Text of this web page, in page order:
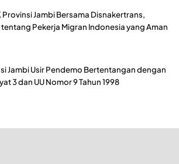
Provinsi Jambi Bersama Disnakertrans,
Pekerja Migran Indonesia yang Aman
Jambi Usir Pendemo Bertentangan dengan
3 dan UU Nomor 9 Tahun 1998